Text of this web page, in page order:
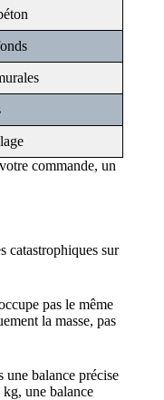
commande, un
catastrophiques sur
pas le même
la masse, pas
une balance précise
une balance